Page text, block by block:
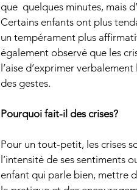
que  quelques minutes, mais
Certains enfants ont plus
un tempérament plus
également observé que les
l’aise d’exprimer
des gestes.
Pourquoi fait-il des crises?
Pour un tout-petit, les crises
l’intensité de ses sentiments
enfant qui parle bien, mettre